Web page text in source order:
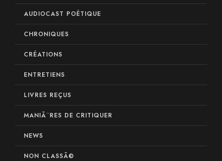
AUDIOCAST POÉTIQUE
CHRONIQUES
CRÉATIONS
ENTRETIENS
LIVRES REÇUS
MANIÃ¨RES DE CRITIQUER
NEWS
NON CLASSÃ©